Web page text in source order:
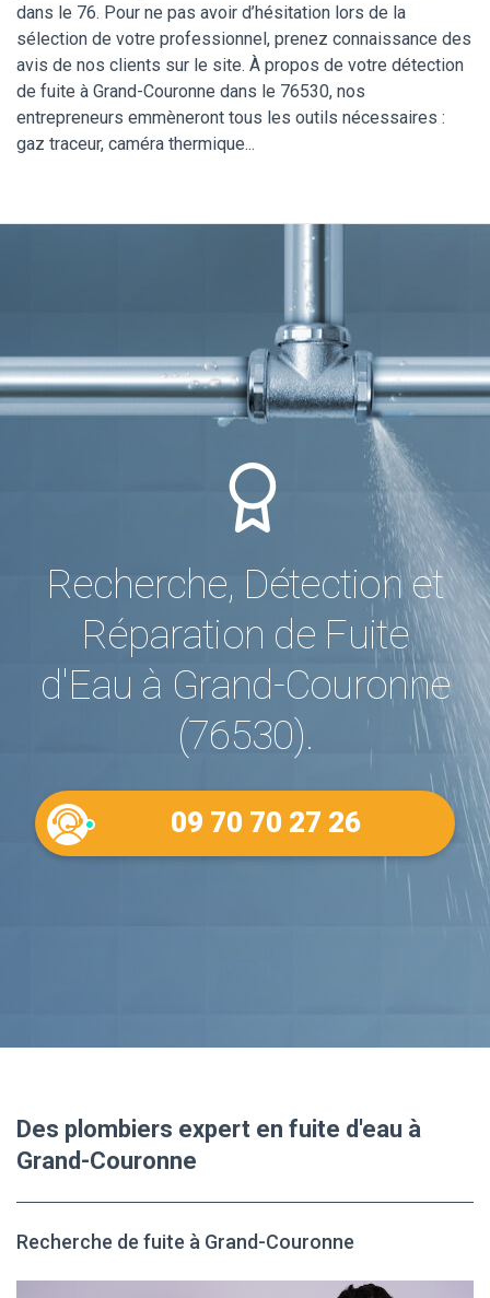
dans le 76. Pour ne pas avoir d’hésitation lors de la
sélection de votre professionnel, prenez connaissance des
avis de nos clients sur le site. À propos de votre détection
de fuite à Grand-Couronne dans le 76530, nos
entrepreneurs emmèneront tous les outils nécessaires :
gaz traceur, caméra thermique...
Recherche, Détection et
Réparation de Fuite
d'Eau à Grand-Couronne
(76530).
09 70 70 27 26
Des plombiers expert en fuite d'eau à
Grand-Couronne
Recherche de fuite à Grand-Couronne